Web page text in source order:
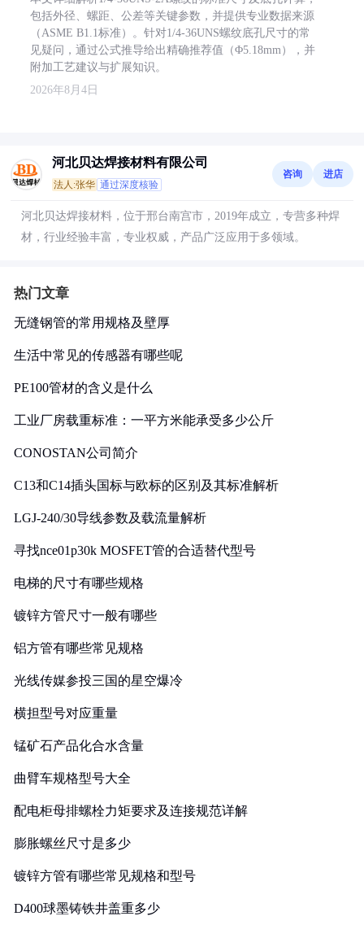
包括外径、螺距、公差等关键参数，并提供专业数据来源
（ASME B1.1标准）。针对1/4-36UNS螺纹底孔尺寸的常
见疑问，通过公式推导给出精确推荐值（Φ5.18mm），并
附加工艺建议与扩展知识。
2026年8月4日
河北贝达焊接材料有限公司
法人:张华 通过深度核验
咨询 进店
河北贝达焊接材料，位于邢台南宫市，2019年成立，专营多种焊
材，行业经验丰富，专业权威，产品广泛应用于多领域。
热门文章
无缝钢管的常用规格及壁厚
生活中常见的传感器有哪些呢
PE100管材的含义是什么
工业厂房载重标准：一平方米能承受多少公斤
CONOSTAN公司简介
C13和C14插头国标与欧标的区别及其标准解析
LGJ-240/30导线参数及载流量解析
寻找nce01p30k MOSFET管的合适替代型号
电梯的尺寸有哪些规格
镀锌方管尺寸一般有哪些
铝方管有哪些常见规格
光线传媒参投三国的星空爆冷
横担型号对应重量
锰矿石产品化合水含量
曲臂车规格型号大全
配电柜母排螺栓力矩要求及连接规范详解
膨胀螺丝尺寸是多少
镀锌方管有哪些常见规格和型号
D400球墨铸铁井盖重多少